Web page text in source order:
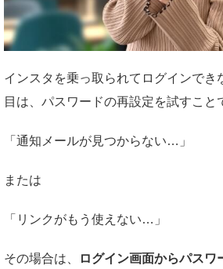
インスタを乗っ取られてログインでき
目は、パスワードの再設定を試すこと
「通知メールが見つからない…」
または
「リンクがもう使えない…」
その場合は、 ログイン画面からパスワ